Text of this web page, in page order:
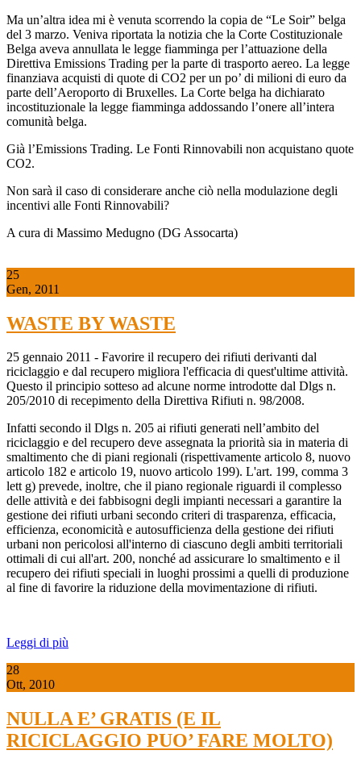
Ma un’altra idea mi è venuta scorrendo la copia de “Le Soir” belga
del 3 marzo. Veniva riportata la notizia che la Corte Costituzionale
Belga aveva annullata le legge fiamminga per l’attuazione della
Direttiva Emissions Trading per la parte di trasporto aereo. La legge
finanziava acquisti di quote di CO2 per un po’ di milioni di euro da
parte dell’Aeroporto di Bruxelles. La Corte belga ha dichiarato
incostituzionale la legge fiamminga addossando l’onere all’intera
comunità belga.
Già l’Emissions Trading. Le Fonti Rinnovabili non acquistano quote
CO2.
Non sarà il caso di considerare anche ciò nella modulazione degli
incentivi alle Fonti Rinnovabili?
A cura di Massimo Medugno (DG Assocarta)
25
Gen, 2011
WASTE BY WASTE
25 gennaio 2011 - Favorire il recupero dei rifiuti derivanti dal
riciclaggio e dal recupero migliora l'efficacia di quest'ultime attività.
Questo il principio sotteso ad alcune norme introdotte dal Dlgs n.
205/2010 di recepimento della Direttiva Rifiuti n. 98/2008.
Infatti secondo il Dlgs n. 205 ai rifiuti generati nell’ambito del
riciclaggio e del recupero deve assegnata la priorità sia in materia di
smaltimento che di piani regionali (rispettivamente articolo 8, nuovo
articolo 182 e articolo 19, nuovo articolo 199). L'art. 199, comma 3
lett g) prevede, inoltre, che il piano regionale riguardi il complesso
delle attività e dei fabbisogni degli impianti necessari a garantire la
gestione dei rifiuti urbani secondo criteri di trasparenza, efficacia,
efficienza, economicità e autosufficienza della gestione dei rifiuti
urbani non pericolosi all'interno di ciascuno degli ambiti territoriali
ottimali di cui all'art. 200, nonché ad assicurare lo smaltimento e il
recupero dei rifiuti speciali in luoghi prossimi a quelli di produzione
al fine di favorire la riduzione della movimentazione di rifiuti.
Leggi di più
28
Ott, 2010
NULLA E’ GRATIS (E IL
RICICLAGGIO PUO’ FARE MOLTO)